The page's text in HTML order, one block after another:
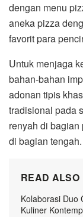
dengan menu
aneka pizza
favorit para
Untuk menjaga
bahan-bahan
adonan tipis
tradisional pada
renyah di
di bagian tengah.
READ ALSO
Kolaborasi Duo
Kuliner